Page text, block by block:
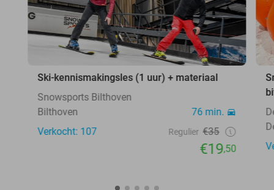
Ski-kennismakingsles (1 uur) + materiaal
Snowsports Bilthoven
Bilthoven
76 min.
Verkocht: 107
Regulier €35
€19,50